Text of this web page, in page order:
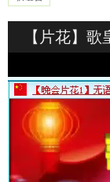
【片花】